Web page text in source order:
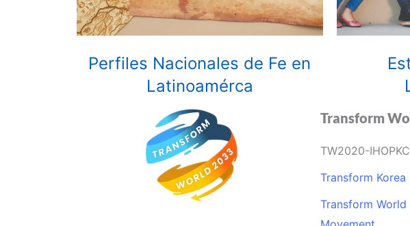
Perfiles Nacionales de Fe en
Latinoamérca
Transform
TW2020-IHOPKC
Transform
Transform